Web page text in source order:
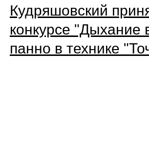
Кудряшовский
конкурсе
панно в технике